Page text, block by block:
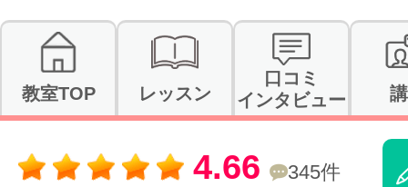
駅・路線か
通信講座を
教室TOP レッスン
口コミ
インタビュー
4.66 345件